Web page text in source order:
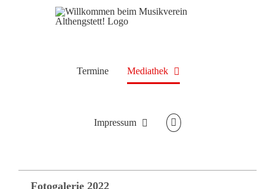
Termine Mediathek
Impressum
Fotogalerie 2022